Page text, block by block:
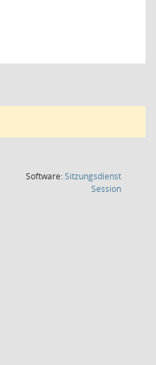
Software:Sitzungsdienst
Session(Wird in